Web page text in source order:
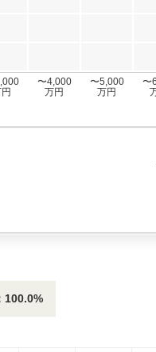
〜4,000
万円
〜5,000
万円
〜
100.0%